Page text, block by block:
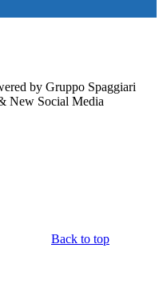
by Gruppo Spaggiari
New Social Media
Back to top